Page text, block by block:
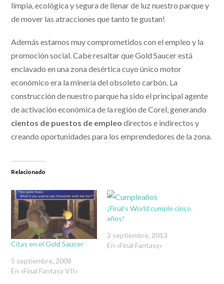
limpia, ecológica y segura de llenar de luz nuestro parque y
de mover las atracciones que tanto te gustan!
Además estamos muy comprometidos con el empleo y la
promoción social. Cabe resaltar que Gold Saucer está
enclavado en una zona desértica cuyo único motor
económico era la minería del obsoleto carbón. La
construcción de nuestro parque ha sido el principal agente
de activación económica de la región de Corel, generando
cientos de puestos de empleo directos e indirectos y
creando oportunidades para los emprendedores de la zona.
Relacionado
Citas en el Gold Saucer
5 septiembre, 2008
En «Final Fantasy VII»
¡Final’s World cumple cinco
años!
2 septiembre, 2013
En «Final Fantasy»